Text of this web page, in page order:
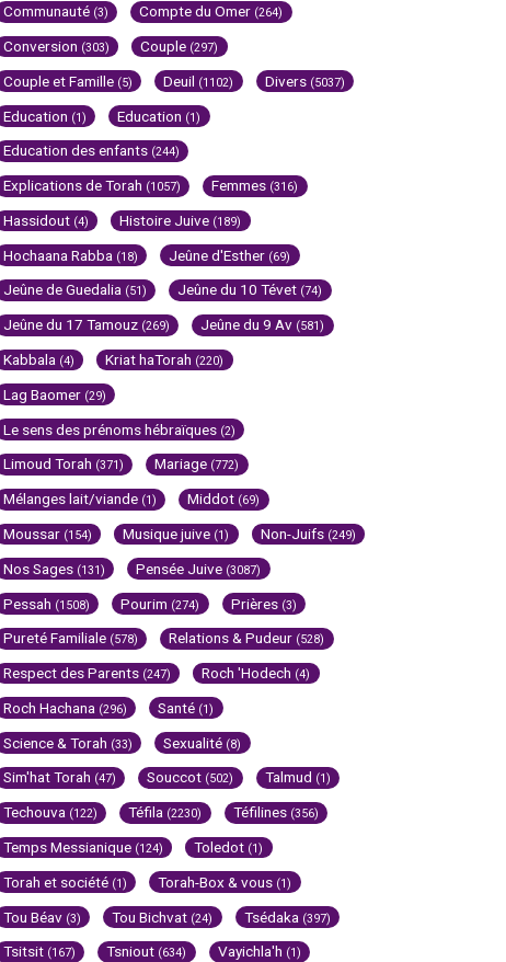
Communauté (3) Compte du Omer (264)
Conversion (303) Couple (297)
Couple et Famille (5) Deuil (1102) Divers (5037)
Education (1) Education (1)
Education des enfants (244)
Explications de Torah (1057) Femmes (316)
Hassidout (4) Histoire Juive (189)
Hochaana Rabba (18) Jeûne d'Esther (69)
Jeûne de Guedalia (51) Jeûne du 10 Tévet (74)
Jeûne du 17 Tamouz (269) Jeûne du 9 Av (581)
Kabbala (4) Kriat haTorah (220)
Lag Baomer (29)
Le sens des prénoms hébraïques (2)
Limoud Torah (371) Mariage (772)
Mélanges lait/viande (1) Middot (69)
Moussar (154) Musique juive (1) Non-Juifs (249)
Nos Sages (131) Pensée Juive (3087)
Pessah (1508) Pourim (274) Prières (3)
Pureté Familiale (578) Relations & Pudeur (528)
Respect des Parents (247) Roch 'Hodech (4)
Roch Hachana (296) Santé (1)
Science & Torah (33) Sexualité (8)
Sim'hat Torah (47) Souccot (502) Talmud (1)
Techouva (122) Téfila (2230) Téfilines (356)
Temps Messianique (124) Toledot (1)
Torah et société (1) Torah-Box & vous (1)
Tou Béav (3) Tou Bichvat (24) Tsédaka (397)
Tsitsit (167) Tsniout (634) Vayichla'h (1)